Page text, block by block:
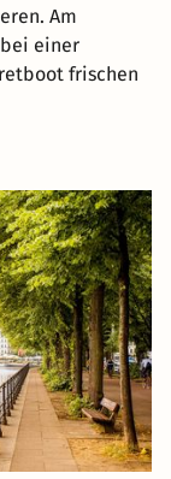
Am
einer
frischen